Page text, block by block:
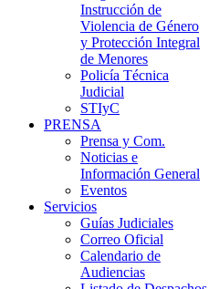
Instrucción de
Violencia de Género
y Protección Integral
de Menores
Policía Técnica
Judicial
STIyC
PRENSA
Prensa y Com.
Noticias e
Información General
Eventos
Servicios
Guías Judiciales
Correo Oficial
Calendario de
Audiencias